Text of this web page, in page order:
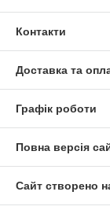
Контакти
Доставка та
Графік роботи
Повна версія
Сайт створено